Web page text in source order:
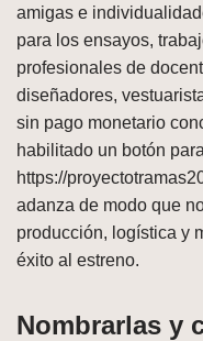
amigas e
para los ensayos,
profesionales de
diseñadores,
sin pago monetario
habilitado un botón
https://
adanza de modo que
producción, logística y
éxito al estreno.
Nombrarlas y